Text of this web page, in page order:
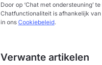
Door op ‘Chat met ondersteuning’
Chatfunctionaliteit is afhankelijk
in ons Cookiebeleid.
Verwante artikelen